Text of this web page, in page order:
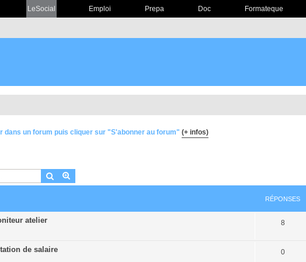
LeSocial Emploi Prepa Doc Formateque
dans un forum puis cliquer sur "S'abonner au forum" (+ infos)
Rechercher
RÉPONSES
atelier 8
de salaire 0